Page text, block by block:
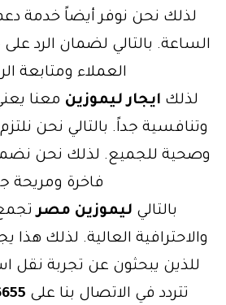
لذلك نحن نوفر أيضاً خدمة
الساعة. بالتالي لضمان الرد
العملاء ومتابعة
لذلك ايجار ليموزين معنا
وتنافسية جداً. بالتالي نحن
وصحية للجميع. لذلك نحن
فاخرة ومريحة
بالتالي ليموزين مصر
والاحترافية العالية. لذلك هذا
للذين يبحثون عن تجربة نقل
تتردد في الاتصال بنا على